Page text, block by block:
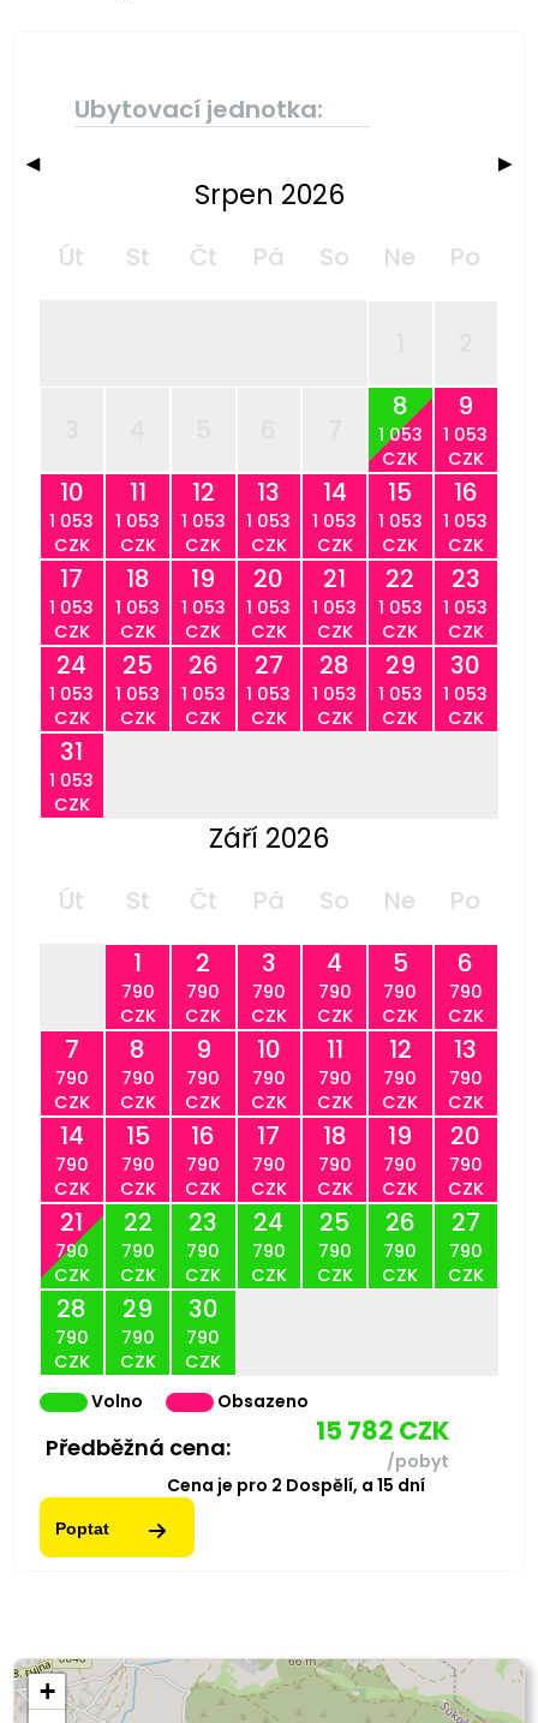
Ubytovací jednotka:
◀ ▶
Srpen 2026
Út St Čt Pá So Ne Po
8
1 053
CZK
9
1 053
CZK
10
1 053
CZK
11
1 053
CZK
12
1 053
CZK
13
1 053
CZK
14
1 053
CZK
15
1 053
CZK
16
1 053
CZK
17
1 053
CZK
18
1 053
CZK
19
1 053
CZK
20
1 053
CZK
21
1 053
CZK
22
1 053
CZK
23
1 053
CZK
24
1 053
CZK
25
1 053
CZK
26
1 053
CZK
27
1 053
CZK
28
1 053
CZK
29
1 053
CZK
30
1 053
CZK
31
1 053
CZK
Září 2026
Út St Čt Pá So Ne
Po
1
790
CZK
2
790
CZK
3
790
CZK
4
790
CZK
5
790
CZK
6
790
CZK
7
790
CZK
8
790
CZK
9
790
CZK
10
790
CZK
11
790
CZK
12
790
CZK
13
790
CZK
14
790
CZK
15
790
CZK
16
790
CZK
17
790
CZK
18
790
CZK
19
790
CZK
20
790
CZK
21
790
CZK
22
790
CZK
23
790
CZK
24
790
CZK
25
790
CZK
26
790
CZK
27
790
CZK
28
790
CZK
29
790
CZK
30
790
CZK
Volno
Obsazeno
Předběžná cena: 15 782 CZK
/pobyt
Cena je pro 2 Dospělí, a 15 dní
Poptat
+